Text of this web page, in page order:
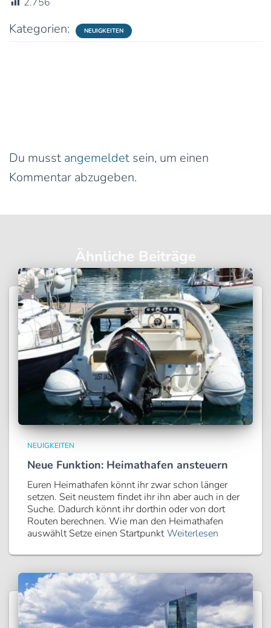
Kategorien: NEUIGKEITEN
Du musst angemeldet sein, um einen
Kommentar abzugeben.
Ähnliche Beiträge
NEUIGKEITEN
Neue Funktion: Heimathafen ansteuern
Euren Heimathafen könnt ihr zwar schon länger
setzen. Seit neustem findet ihr ihn aber auch in der
Suche. Dadurch könnt ihr dorthin oder von dort
Routen berechnen. Wie man den Heimathafen
auswählt Setze einen Startpunkt Weiterlesen